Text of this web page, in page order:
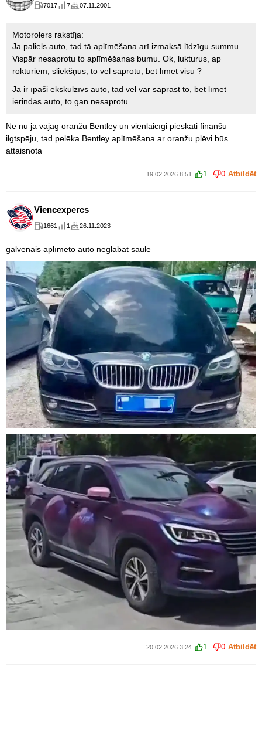
7017 7 07.11.2001
Motorolers rakstīja:
Ja paliels auto, tad tā aplīmēšana arī izmaksā līdzīgu summu.
Vispār nesaprotu to aplīmēšanas bumu. Ok, lukturus, ap
rokturiem, sliekšņus, to vēl saprotu, bet līmēt visu ?
Ja ir īpaši ekskulzīvs auto, tad vēl var saprast to, bet līmēt
ierindas auto, to gan nesaprotu.
Nē nu ja vajag oranžu Bentley un vienlaicīgi pieskati finanšu
ilgtspēju, tad pelēka Bentley aplīmēšana ar oranžu plēvi būs
attaisnota
19.02.2026 8:51 1 0 Atbildēt
Viencexpercs
1661 1 26.11.2023
galvenais aplīmēto auto neglabāt saulē
20.02.2026 3:24 1 0 Atbildēt